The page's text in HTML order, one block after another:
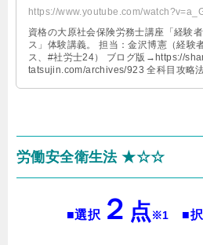
https://www.youtube.com/
資格の大原社会保険労務士講座「経験
ス」体験講義。 担当：金沢博憲（経験
ス、#社労士24） ブログ版→https://
tatsujin.com/archives/923 全科目攻略法
12:42~「知識のドーナツ化」 14:51~「
労働安全衛生法 ★☆☆
■選択 ２ 点※1 ■択